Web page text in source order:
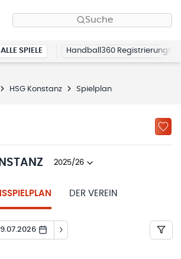
Suche
ALLE SPIELE Handball360 Registrierung
HSG Konstanz Spielplan
2025/26
DER VEREIN